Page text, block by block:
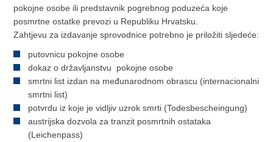
pokojne osobe ili predstavnik pogrebnog poduzeća koje
posmrtne ostatke prevozi u Republiku Hrvatsku.
Zahtjevu za izdavanje sprovodnice potrebno je priložiti sljedeće:
putovnicu pokojne osobe
dokaz o državljanstvu pokojne osobe
smrtni list izdan na međunarodnom obrascu (internacionalni
smrtni list)
potvrdu iz koje je vidljiv uzrok smrti (Todesbescheingung)
austrijska dozvola za tranzit posmrtnih ostataka
(Leichenpass)